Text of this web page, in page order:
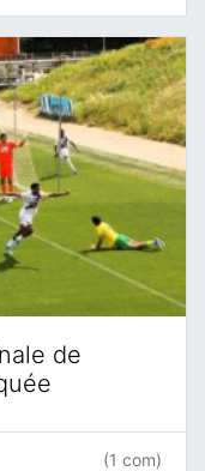
de
(1 com)